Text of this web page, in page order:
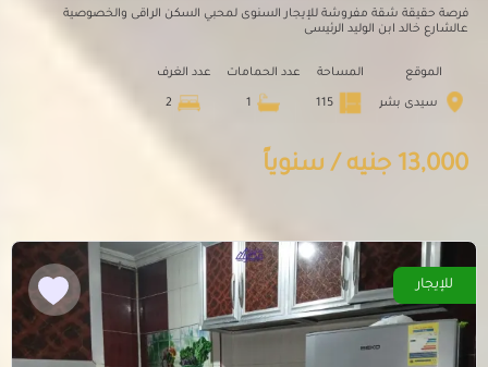
فرصة حقيقة شقة مفروشة للإيجار السنوى لمحبي السكن الراقى والخصوصية
عالشارع خالد ابن الوليد الرئيسى
الموقع
سيدى بشر
المساحة عدد الحمامات عدد الغرف
13,000 جنيه / سنوياً
للإيجار